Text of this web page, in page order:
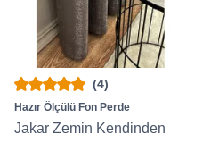
(4)
Hazır Ölçülü Fon Perde
Jakar Zemin Kendinden